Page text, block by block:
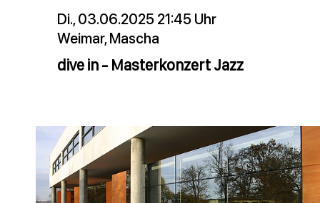
Di., 03.06.2025 21:45 Uhr
Weimar, Mascha
dive in - Masterkonzert Jazz